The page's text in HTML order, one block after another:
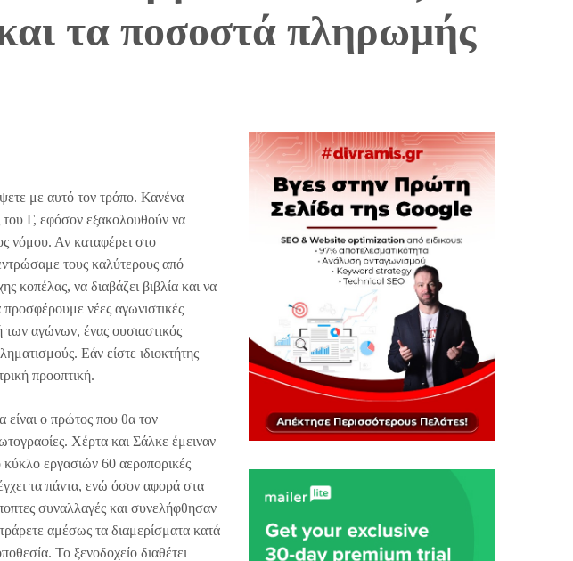
τα ποσοστά πληρωμής
με αυτό τον τρόπο. Κανένα
Γ, εφόσον εξακολουθούν να
νόμου. Αν καταφέρει στο
τους καλύτερους από
κοπέλας, να διαβάζει βιβλία και να
νέες αγωνιστικές
των αγώνων, ένας ουσιαστικός
Εάν είστε ιδιοκτήτης
προοπτική.
είναι ο πρώτος που θα τον
Χέρτα και Σάλκε έμειναν
κύκλο εργασιών 60 αεροπορικές
τα πάντα, ενώ όσον αφορά στα
συναλλαγές και συνελήφθησαν
αμέσως τα διαμερίσματα κατά
Το ξενοδοχείο διαθέτει